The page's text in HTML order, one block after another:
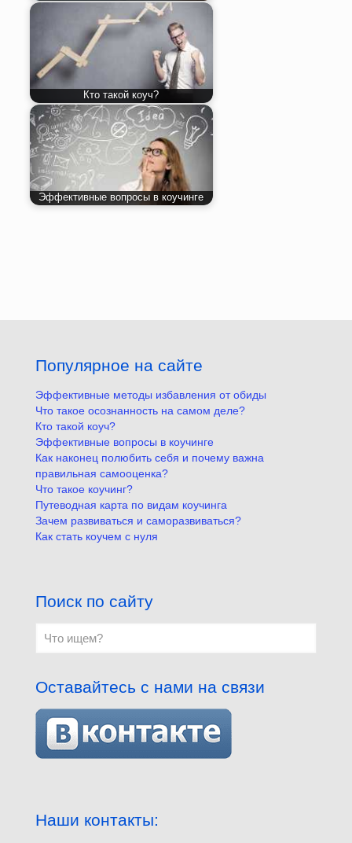
Кто такой коуч?
Эффективные вопросы в коучинге
Популярное на сайте
Эффективные методы избавления от обиды
Что такое осознанность на самом деле?
Кто такой коуч?
Эффективные вопросы в коучинге
Как наконец полюбить себя и почему важна
правильная самооценка?
Что такое коучинг?
Путеводная карта по видам коучинга
Зачем развиваться и саморазвиваться?
Как стать коучем с нуля
Поиск по сайту
Оставайтесь с нами на связи
Наши контакты: